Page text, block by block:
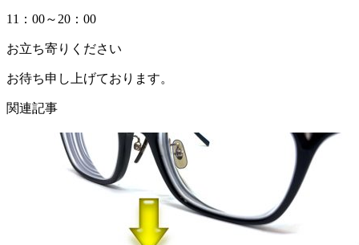
11：00～20：00
お立ち寄りください
お待ち申し上げております。
関連記事